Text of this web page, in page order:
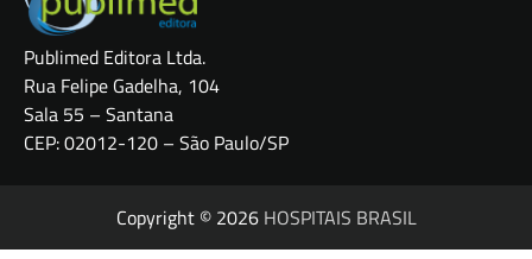
Publimed Editora Ltda.
Rua Felipe Gadelha, 104
Sala 55 – Santana
CEP: 02012-120 – São Paulo/SP
Copyright © 2026 HOSPITAIS BRASIL